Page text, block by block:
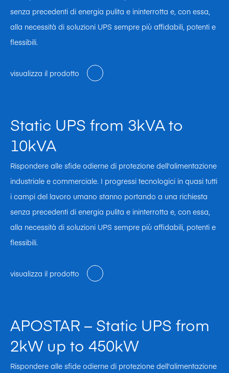
senza precedenti di energia pulita e ininterrotta e, con essa,
alla necessità di soluzioni UPS sempre più affidabili, potenti e
flessibili.
visualizza il prodotto
Static UPS from 3kVA to
10kVA
Rispondere alle sfide odierne di protezione dell'alimentazione
industriale e commerciale. I progressi tecnologici in quasi tutti
i campi del lavoro umano stanno portando a una richiesta
senza precedenti di energia pulita e ininterrotta e, con essa,
alla necessità di soluzioni UPS sempre più affidabili, potenti e
flessibili.
visualizza il prodotto
APOSTAR – Static UPS from
2kW up to 450kW
Rispondere alle sfide odierne di protezione dell'alimentazione